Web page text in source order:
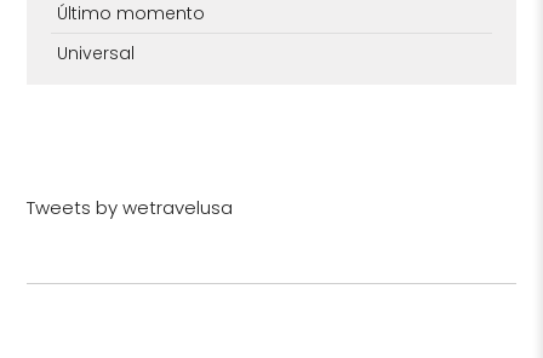
Último momento
Universal
Tweets by wetravelusa